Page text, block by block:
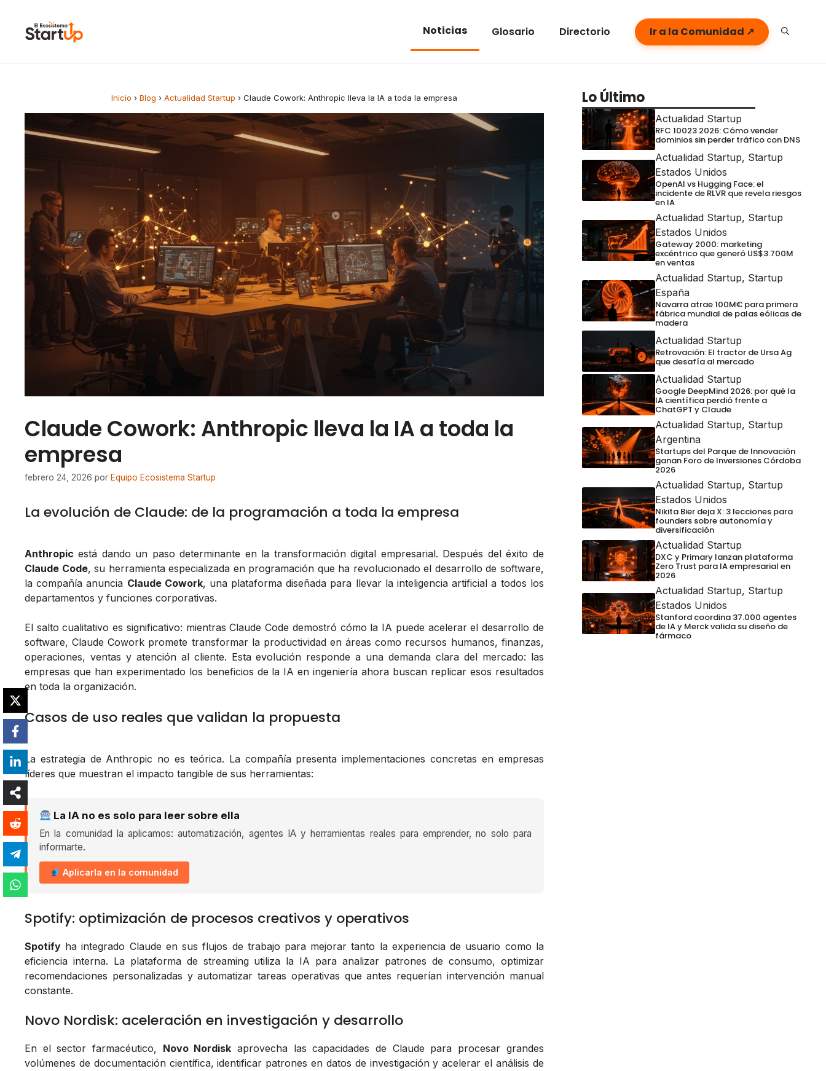
Noticias Glosario Directorio Ir a la Comunidad ↗
Inicio › Blog › Actualidad Startup › Claude Cowork: Anthropic lleva la IA a toda la empresa
Claude Cowork: Anthropic lleva la IA a toda la
empresa
febrero 24, 2026 por Equipo Ecosistema Startup
La evolución de Claude: de la programación a toda la empresa
Anthropic está dando un paso determinante en la transformación digital empresarial. Después del éxito de
Claude Code, su herramienta especializada en programación que ha revolucionado el desarrollo de software,
la compañía anuncia Claude Cowork, una plataforma diseñada para llevar la inteligencia artificial a todos los
departamentos y funciones corporativas.
El salto cualitativo es significativo: mientras Claude Code demostró cómo la IA puede acelerar el desarrollo de
software, Claude Cowork promete transformar la productividad en áreas como recursos humanos, finanzas,
operaciones, ventas y atención al cliente. Esta evolución responde a una demanda clara del mercado: las
empresas que han experimentado los beneficios de la IA en ingeniería ahora buscan replicar esos resultados
en toda la organización.
Casos de uso reales que validan la propuesta
La estrategia de Anthropic no es teórica. La compañía presenta implementaciones concretas en empresas
líderes que muestran el impacto tangible de sus herramientas:
La IA no es solo para leer sobre ella
En la comunidad la aplicamos: automatización, agentes IA y herramientas reales para emprender, no solo para
informarte.
Aplicarla en la comunidad
Spotify: optimización de procesos creativos y operativos
Spotify ha integrado Claude en sus flujos de trabajo para mejorar tanto la experiencia de usuario como la
eficiencia interna. La plataforma de streaming utiliza la IA para analizar patrones de consumo, optimizar
recomendaciones personalizadas y automatizar tareas operativas que antes requerían intervención manual
constante.
Novo Nordisk: aceleración en investigación y desarrollo
En el sector farmacéutico, Novo Nordisk aprovecha las capacidades de Claude para procesar grandes
volúmenes de documentación científica, identificar patrones en datos de investigación y acelerar el análisis de
Lo Último
Actualidad Startup
RFC 10023 2026: Cómo vender
dominios sin perder tráfico con DNS
Actualidad Startup, Startup
Estados Unidos
OpenAI vs Hugging Face: el
incidente de RLVR que revela riesgos
en IA
Actualidad Startup, Startup
Estados Unidos
Gateway 2000: marketing
excéntrico que generó US$3.700M
en ventas
Actualidad Startup, Startup
España
Navarra atrae 100M€ para primera
fábrica mundial de palas eólicas de
madera
Actualidad Startup
Retrovación: El tractor de Ursa Ag
que desafía al mercado
Actualidad Startup
Google DeepMind 2026: por qué la
IA científica perdió frente a
ChatGPT y Claude
Actualidad Startup, Startup
Argentina
Startups del Parque de Innovación
ganan Foro de Inversiones Córdoba
2026
Actualidad Startup, Startup
Estados Unidos
Nikita Bier deja X: 3 lecciones para
founders sobre autonomía y
diversificación
Actualidad Startup
DXC y Primary lanzan plataforma
Zero Trust para IA empresarial en
2026
Actualidad Startup, Startup
Estados Unidos
Stanford coordina 37.000 agentes
de IA y Merck valida su diseño de
fármaco